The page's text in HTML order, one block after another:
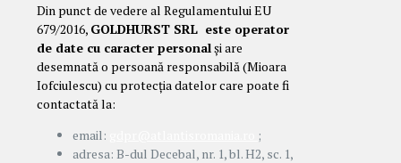
Din punct de vedere al Regulamentului EU
679/2016, GOLDHURST SRL este operator
de date cu caracter personalși are
desemnată o persoană responsabilă (Mioara
Iofciulescu) cu protecția datelor care poate fi
contactată la:
email:
;
adresa: B-dul Decebal, nr. 1, bl. H2, sc. 1,